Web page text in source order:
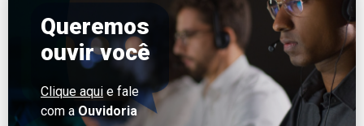
Queremos
ouvir você
Clique aqui e fale
com a Ouvidoria